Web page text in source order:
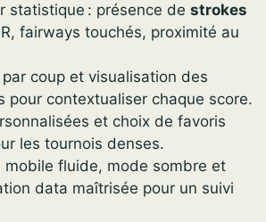
statistique : présence de strokes
fairways touchés, proximité au
coup et visualisation des
pour contextualiser chaque score.
et choix de favoris
les tournois denses.
mobile fluide, mode sombre et
data maîtrisée pour un suivi